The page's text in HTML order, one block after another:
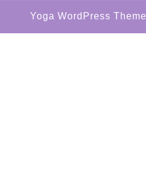
Yoga WordPress Theme